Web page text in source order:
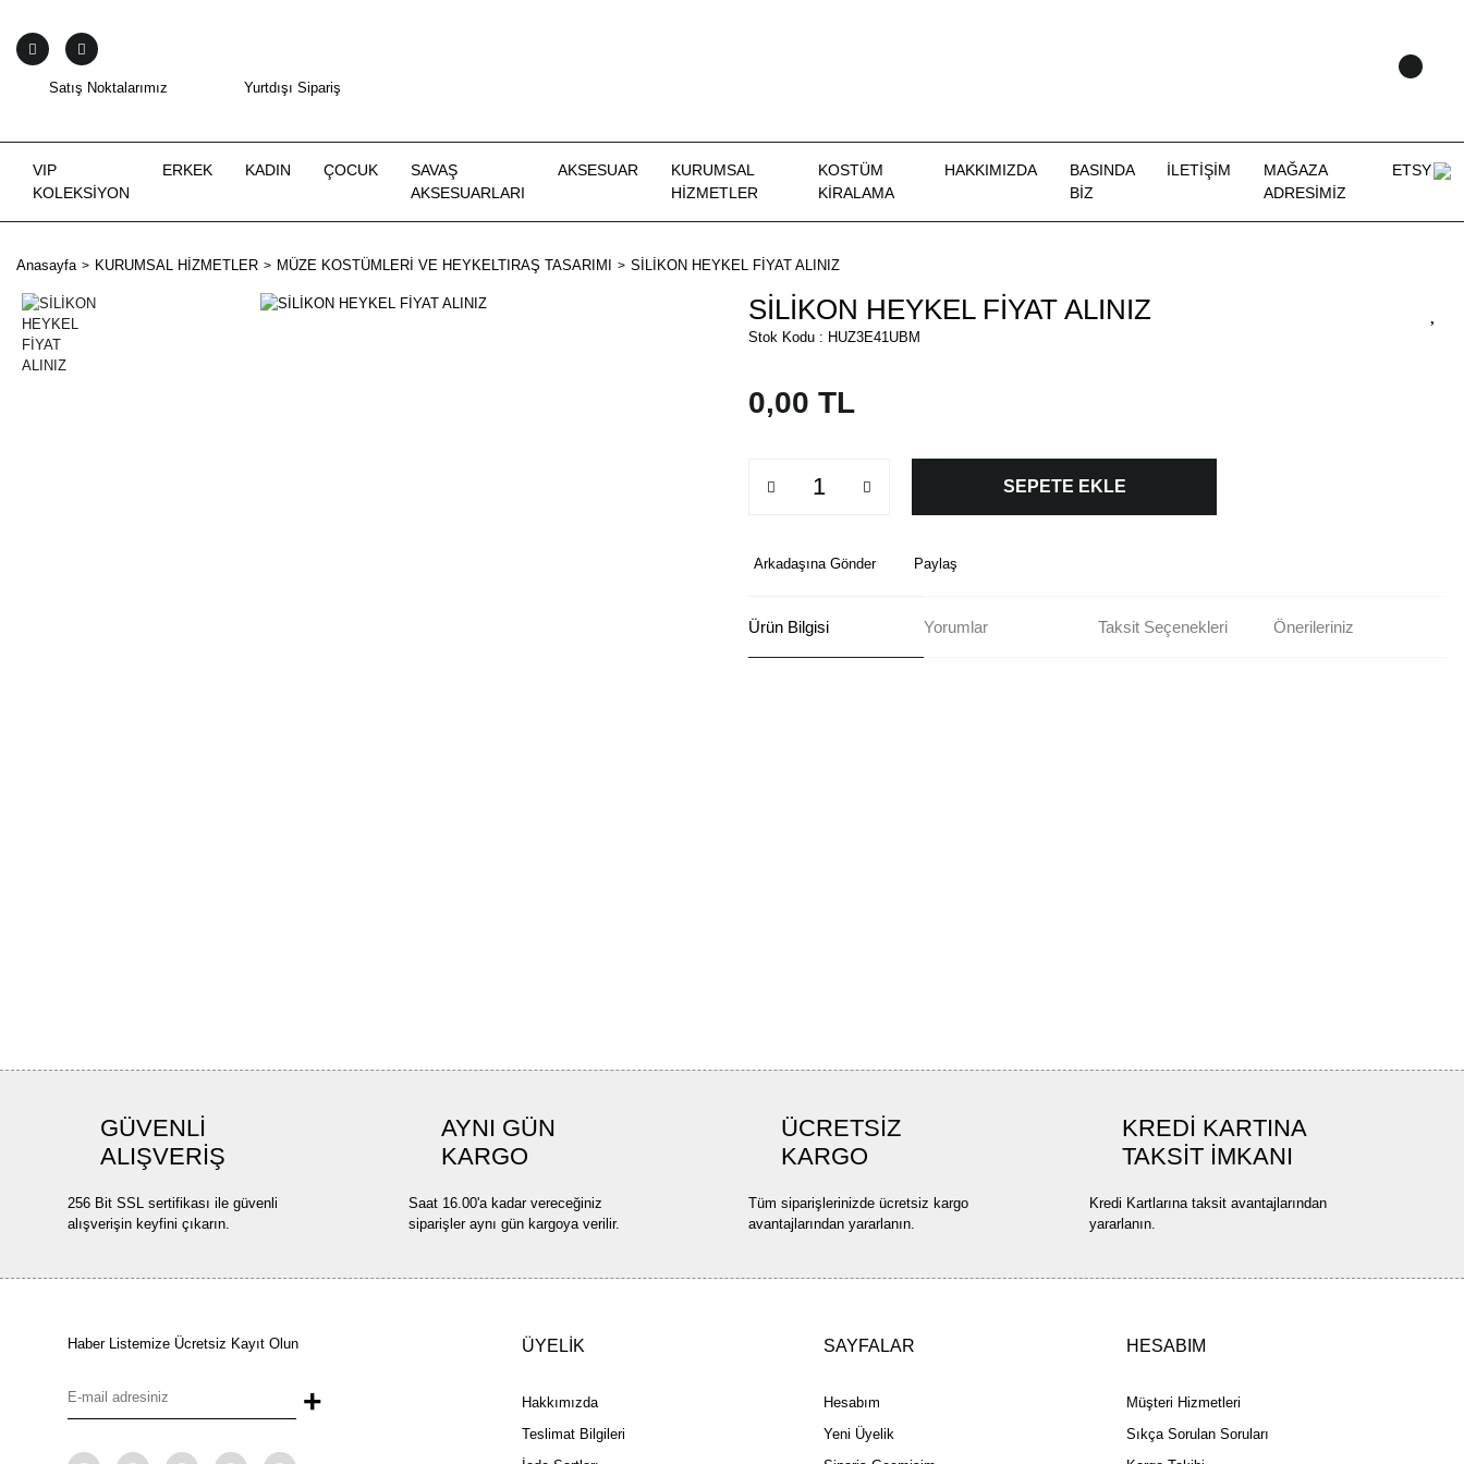
Satış Noktalarımız Yurtdışı Sipariş
VIP
KOLEKSİYON
ERKEK KADIN ÇOCUK
SAVAŞ
AKSESUARLARI
AKSESUAR
KURUMSAL
HİZMETLER
KOSTÜM
KIRALAMA
HAKKIMIZDA
BASINDA
BİZ
İLETİŞİM
MAĞAZA
ADRESİMİZ
ETSY
Anasayfa KURUMSAL HİZMETLER MÜZE KOSTÜMLERİ VE HEYKELTIRAŞ TASARIMI SİLİKON HEYKEL FİYAT ALINIZ
SİLİKON HEYKEL FİYAT ALINIZ
Stok Kodu : HUZ3E41UBM
0,00 TL
SEPETE EKLE
Arkadaşına Gönder Paylaş
Ürün Bilgisi Yorumlar Taksit Seçenekleri Önerileriniz
GÜVENLİ
ALIŞVERİŞ
256 Bit SSL sertifikası ile güvenli
alışverişin keyfini çıkarın.
AYNI GÜN
KARGO
Saat 16.00'a kadar vereceğiniz
siparişler aynı gün kargoya verilir.
ÜCRETSİZ
KARGO
Tüm siparişlerinizde ücretsiz kargo
avantajlarından yararlanın.
KREDİ KARTINA
TAKSİT İMKANI
Kredi Kartlarına taksit avantajlarından
yararlanın.
Haber Listemize Ücretsiz Kayıt Olun
+
ÜYELİK
Hakkımızda
Teslimat Bilgileri
SAYFALAR
Hesabım
Yeni Üyelik
HESABIM
Müşteri Hizmetleri
Sıkça Sorulan Soruları